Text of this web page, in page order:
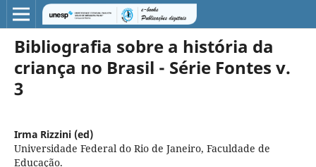
Bibliografia sobre a história da
criança no Brasil - Série Fontes v.
3
Irma Rizzini (ed)
Universidade Federal do Rio de Janeiro, Faculdade de
Educação.